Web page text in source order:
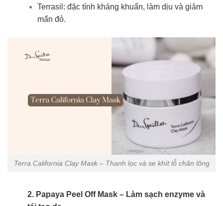
Terrasil: đặc tính kháng khuẩn, làm dịu và giảm
mẩn đỏ.
Terra California Clay Mask – Thanh lọc và se khít lỗ chân lông
2. Papaya Peel Off Mask – Làm sạch enzyme và